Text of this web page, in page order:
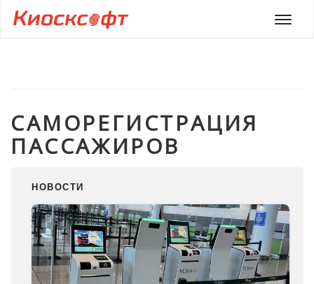
Меню
САМОРЕГИСТРАЦИЯ
ПАССАЖИРОВ
НОВОСТИ